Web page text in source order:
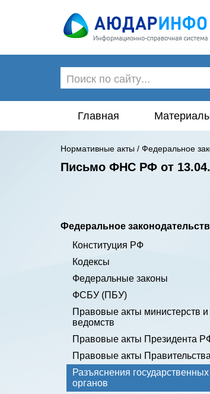
Главная
Нормативные акты / Федеральное
Письмо ФНС РФ от
Федеральное
Конституция РФ
Кодексы
Федеральные законы
ФСБУ (ПБУ)
Правовые акты министерств и
ведомств
Правовые акты Президента
Правовые акты Правительства
Разъяснения государственных
органов